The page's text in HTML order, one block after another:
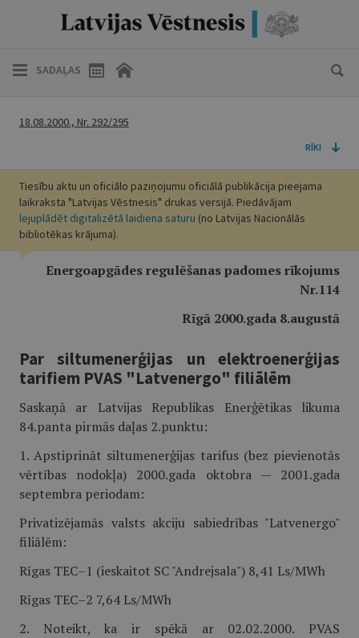
SADAĻAS
18.08.2000., Nr. 292/295
RĪKI
Tiesību aktu un oficiālo paziņojumu oficiālā publikācija pieejama
laikraksta "Latvijas Vēstnesis" drukas versijā. Piedāvājam
lejuplādēt digitalizētā laidiena saturu (no Latvijas Nacionālās
bibliotēkas krājuma).
Energoapgādes regulēšanas padomes rīkojums
Nr.114
Rīgā 2000.gada 8.augustā
Par siltumenerģijas un elektroenerģijas
tarifiem PVAS "Latvenergo" filiālēm
Saskaņā ar Latvijas Republikas Enerģētikas likuma
84.panta pirmās daļas 2.punktu:
1. Apstiprināt siltumenerģijas tarifus (bez pievienotās
vērtības nodokļa) 2000.gada oktobra — 2001.gada
septembra periodam:
Privatizējamās valsts akciju sabiedrības "Latvenergo"
filiālēm:
Rīgas TEC–1 (ieskaitot SC "Andrejsala") 8,41 Ls/MWh
Rīgas TEC–2 7,64 Ls/MWh
2. Noteikt, ka ir spēkā ar 02.02.2000. PVAS